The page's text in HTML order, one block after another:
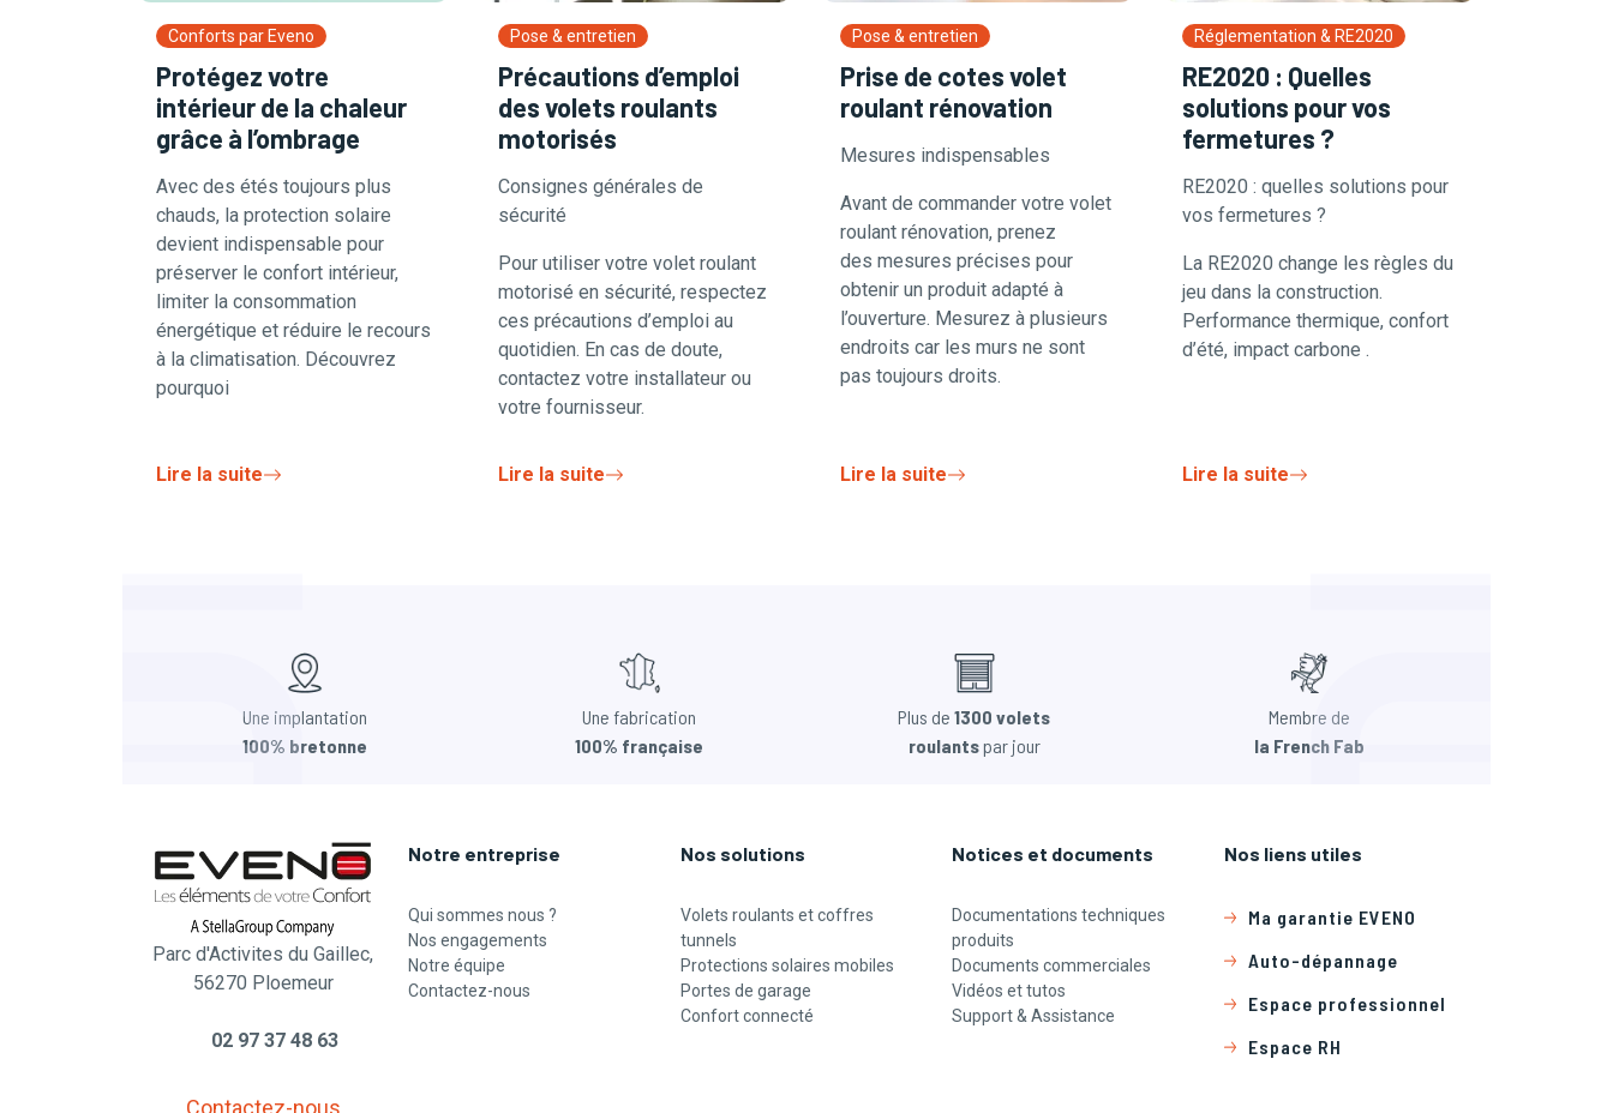
Conforts par Eveno
Protégez votre
intérieur de la chaleur
grâce à l’ombrage
Avec des étés toujours plus
chauds, la protection solaire
devient indispensable pour
préserver le confort intérieur,
limiter la consommation
énergétique et réduire le recours
à la climatisation. Découvrez
pourquoi
Lire la suite
Pose & entretien
Précautions d’emploi
des volets roulants
motorisés
Consignes générales de
sécurité
Pour utiliser votre volet roulant
motorisé en sécurité, respectez
ces précautions d’emploi au
quotidien. En cas de doute,
contactez votre installateur ou
votre fournisseur.
Lire la suite
Pose & entretien
Prise de cotes volet
roulant rénovation
Mesures indispensables
Avant de commander votre volet
roulant rénovation, prenez
des mesures précises pour
obtenir un produit adapté à
l’ouverture. Mesurez à plusieurs
endroits car les murs ne sont
pas toujours droits.
Lire la suite
Réglementation & RE2020
RE2020 : Quelles
solutions pour vos
fermetures ?
RE2020 : quelles solutions pour
vos fermetures ?
La RE2020 change les règles du
jeu dans la construction.
Performance thermique, confort
d’été, impact carbone .
Lire la suite
Une implantation
100% bretonne
Une fabrication
100% française
Plus de 1300 volets
roulantspar jour
Membre de
la French Fab
Parc d'Activites du Gaillec,
56270 Ploemeur
02 97 37 48 63
Contactez-nous
Notre entreprise
Qui sommes nous ?
Nos engagements
Notre équipe
Contactez-nous
Nos solutions
Volets roulants et coffres
tunnels
Protections solaires mobiles
Portes de garage
Confort connecté
Notices et documents
Documentations techniques
produits
Documents commerciales
Vidéos et tutos
Support & Assistance
Nos liens utiles
Ma garantie EVENO
Auto-dépannage
Espace professionnel
Espace RH